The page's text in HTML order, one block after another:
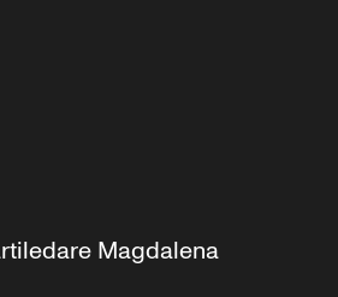
Magdalena